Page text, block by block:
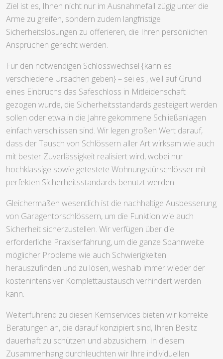
Ziel ist es, Ihnen nicht nur im Ausnahmefall zügig unter die
Arme zu greifen, sondern zudem langfristige
Sicherheitslösungen zu offerieren, die Ihren persönlichen
Ansprüchen gerecht werden.
Für den notwendigen Schlosswechsel {kann es
verschiedene Ursachen geben} – sei es , weil auf Grund
eines Einbruchs das Safeschloss in Mitleidenschaft
gezogen wurde, die Sicherheitsstandards gesteigert werden
sollen oder etwa in die Jahre gekommene Schließanlagen
einfach verschlissen sind. Wir legen großen Wert darauf,
dass der Tausch von Schlössern aller Art wirksam wie auch
mit bester Zuverlässigkeit realisiert wird, wobei nur
hochklassige sowie getestete Wohnungstürschlösser mit
perfekten Sicherheitsstandards benutzt werden.
Gleichermaßen wesentlich ist die nachhaltige Ausbesserung
von Garagentorschlössern, um die Funktion wie auch
Sicherheit sicherzustellen. Wir verfügen über die
erforderliche Praxiserfahrung, um die ganze Spannweite
möglicher Probleme wie auch Schwierigkeiten
herauszufinden und zu lösen, weshalb immer wieder der
kostenintensiver Komplettaustausch verhindert werden
kann.
Weiterführend zu diesen Kernservices bieten wir korrekte
Beratungen an, die darauf konzipiert sind, Ihren Besitz
dauerhaft zu schützen und abzusichern. In diesem
Zusammenhang durchleuchten wir Ihre individuellen